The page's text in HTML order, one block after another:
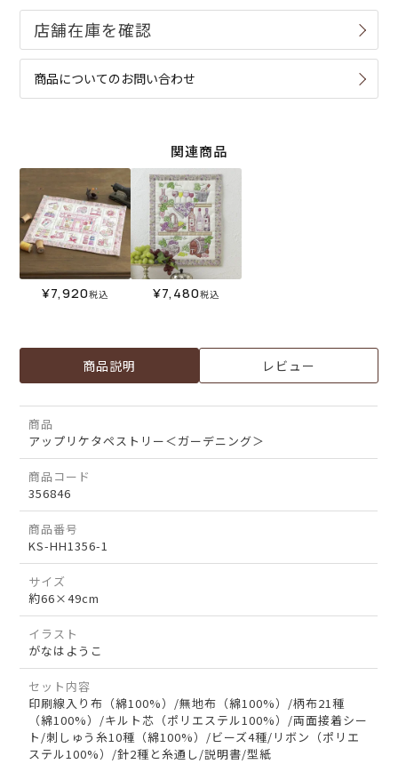
商品についてのお問い合わせ
関連商品
¥7,920税込 ¥7,480税込
商品説明 レビュー
商品
アップリケタペストリー＜ガーデニング＞
商品コード
356846
商品番号
KS-HH1356-1
サイズ
約66×49cm
イラスト
がなはようこ
セット内容
印刷線入り布（綿100%）/無地布（綿100%）/柄布21種
（綿100%）/キルト芯（ポリエステル100%）/両面接着シー
ト/刺しゅう糸10種（綿100%）/ビーズ4種/リボン（ポリエ
ステル100%）/針2種と糸通し/説明書/型紙